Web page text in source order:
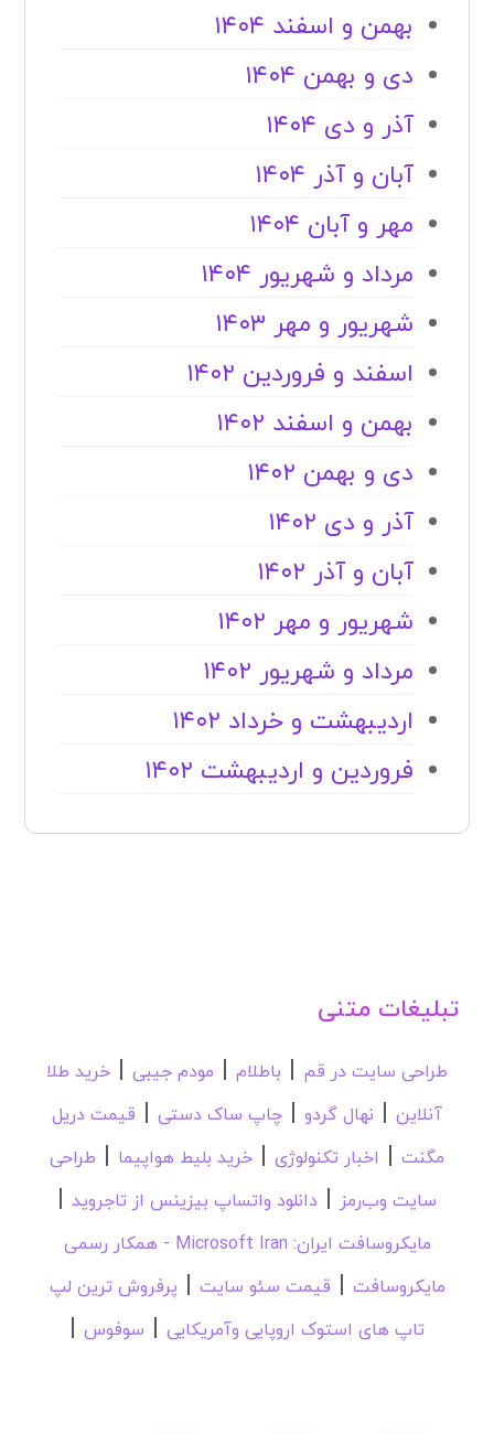
بهمن و اسفند ۱۴۰۴
دی و بهمن ۱۴۰۴
آذر و دی ۱۴۰۴
آبان و آذر ۱۴۰۴
مهر و آبان ۱۴۰۴
مرداد و شهریور ۱۴۰۴
شهریور و مهر ۱۴۰۳
اسفند و فروردین ۱۴۰۲
بهمن و اسفند ۱۴۰۲
دی و بهمن ۱۴۰۲
آذر و دی ۱۴۰۲
آبان و آذر ۱۴۰۲
شهریور و مهر ۱۴۰۲
مرداد و شهریور ۱۴۰۲
اردیبهشت و خرداد ۱۴۰۲
فروردین و اردیبهشت ۱۴۰۲
تبلیغات متنی
طراحی سایت در قم | باطلام | مودم جیبی | خرید طلا
آنلاین | نهال گردو | چاپ ساک دستی | قیمت دریل
مگنت | اخبار تکنولوژی | خرید بلیط هواپیما | طراحی
سایت وب‌رمز | دانلود واتساپ بیزینس از تاجروید |
مایکروسافت ایران: Microsoft Iran - همکار رسمی
مایکروسافت | قیمت سئو سایت |پرفروش ترین لپ
تاپ های استوک اروپایی وآمریکایی | سوفوس |